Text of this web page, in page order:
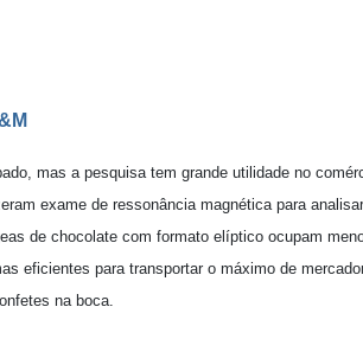
mas a pesquisa tem grande utilidade no
exame de ressonância magnética para
de chocolate com formato elíptico ocupam
eficientes para transportar o máximo de
na boca.